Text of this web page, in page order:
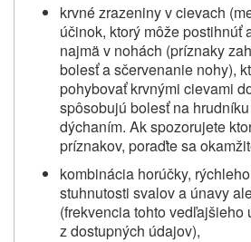
krvné zrazeniny v cievach
účinok, ktorý môže postihnúť
najmä v nohách (príznaky
bolesť a sčervenanie nohy),
pohybovať krvnými cievami
spôsobujú bolesť na
dýchaním. Ak spozorujete
príznakov, poraďte sa
kombinácia horúčky,
stuhnutosti svalov a únavy
(frekvencia tohto vedľajšieho
z dostupných údajov),